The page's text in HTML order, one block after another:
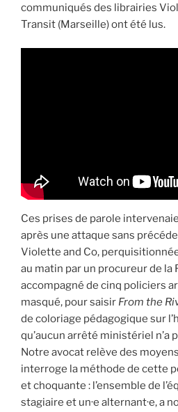
communiqués des librairies
Transit (Marseille) ont été lus.
Ces prises de parole
après une attaque sans
Violette and Co,
au matin par un procureur de la
accompagné de cinq policiers
masqué, pour saisir From the
de coloriage pédagogique sur
qu’aucun arrêté ministériel n’a
Notre avocat relève des
interroge la méthode de cette
et choquante : l’ensemble de
stagiaire et un·e alternant·e, a